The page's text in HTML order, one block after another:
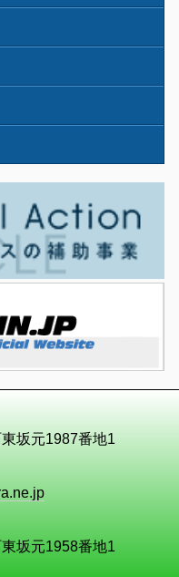
坂元1987番地1
坂元1958番地1